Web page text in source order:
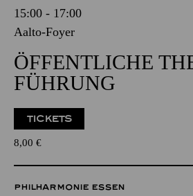
15:00 - 17:00
Aalto-Foyer
ÖFFENTLICHE
FÜHRUNG
TICKETS
8,00 €
PHILHARMONIE ESSEN